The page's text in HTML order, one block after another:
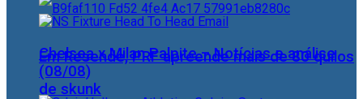
Em Resende, PRF apreende mais de 80 quilos
de skunk
Chelsea x Milan Palpite – Notícias e análise
(08/08)